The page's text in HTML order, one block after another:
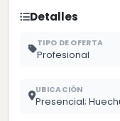
Detalles
TIPO DE OFERTA
Profesional
UBICACIÓN
Presencial;